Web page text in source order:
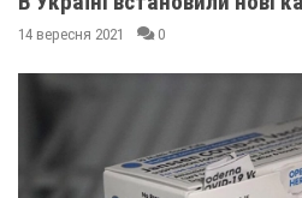
14 вересня 2021 0